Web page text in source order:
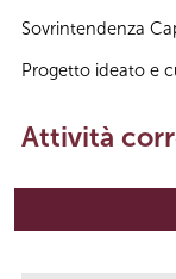
Sovrintendenza
Progetto ideato e
Attività